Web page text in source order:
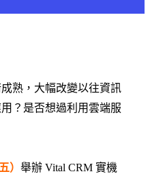
熟，大幅改變以往資訊
？是否想過利用雲端服
） 舉辦 Vital CRM 實機